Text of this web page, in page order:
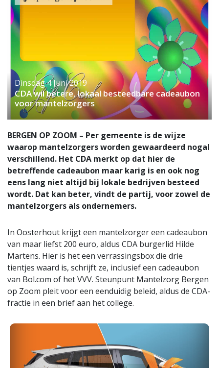
Dinsdag 4 Juni 2019
CDA wil betere, lokaal besteedbare cadeaubon
voor mantelzorgers
BERGEN OP ZOOM – Per gemeente is de wijze
waarop mantelzorgers worden gewaardeerd nogal
verschillend. Het CDA merkt op dat hier de
betreffende cadeaubon maar karig is en ook nog
eens lang niet altijd bij lokale bedrijven besteed
wordt. Dat kan beter, vindt de partij, voor zowel de
mantelzorgers als ondernemers.
In Oosterhout krijgt een mantelzorger een cadeaubon
van maar liefst 200 euro, aldus CDA burgerlid Hilde
Martens. Hier is het een verrassingsbox die drie
tientjes waard is, schrijft ze, inclusief een cadeaubon
van Bol.com of het VVV. Steunpunt Mantelzorg Bergen
op Zoom pleit voor een eenduidig beleid, aldus de CDA-
fractie in een brief aan het college.